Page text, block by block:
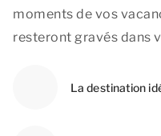
moments de vos
resteront gravés dans
La destination